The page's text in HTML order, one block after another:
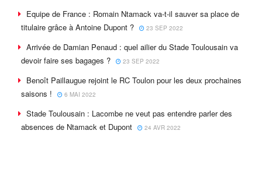
Equipe de France : Romain Ntamack va-t-il sauver sa place de
titulaire grâce à Antoine Dupont ?
23 SEP 2022
Arrivée de Damian Penaud : quel ailier du Stade Toulousain va
devoir faire ses bagages ?
23 SEP 2022
Benoît Paillaugue rejoint le RC Toulon pour les deux prochaines
saisons !
6 MAI 2022
Stade Toulousain : Lacombe ne veut pas entendre parler des
absences de Ntamack et Dupont
24 AVR 2022